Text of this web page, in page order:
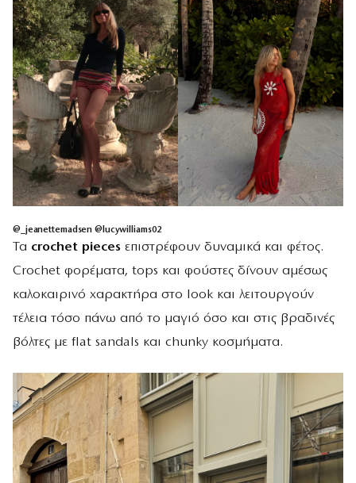
@_jeanettemadsen @lucywilliams02
Τα crochet pieces επιστρέφουν δυναμικά και φέτος.
Crochet φορέματα, tops και φούστες δίνουν αμέσως
καλοκαιρινό χαρακτήρα στο look και λειτουργούν
τέλεια τόσο πάνω από το μαγιό όσο και στις βραδινές
βόλτες με flat sandals και chunky κοσμήματα.